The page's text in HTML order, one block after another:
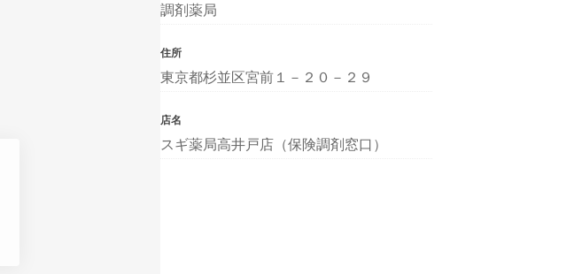
調剤薬局
住所
東京都杉並区宮前１－２０－２９
店名
スギ薬局高井戸店（保険調剤窓口）